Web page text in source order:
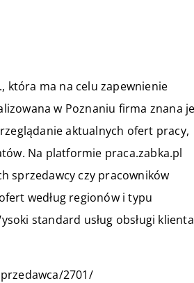
która ma na celu zapewnienie
w Poznaniu firma znana
aktualnych ofert pracy,
Na platformie praca.zabka.pl
sprzedawcy czy pracowników
według regionów i typu
standard usług obsługi klienta
2701/